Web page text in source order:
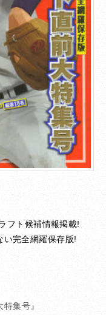
フト候補情報掲載!
い完全網羅保存版!
集号』